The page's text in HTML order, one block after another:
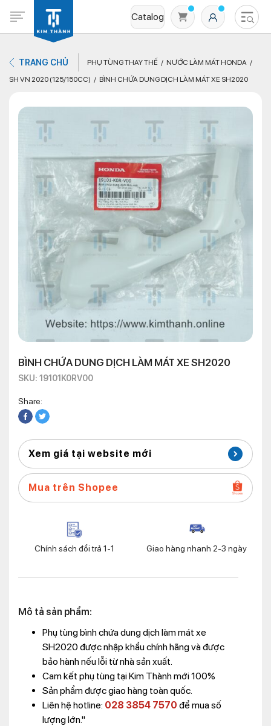
Catalog
Không có sản phẩm nào trong giỏ hàng
TRANG CHỦ PHỤ TÙNG THAY THẾ
NƯỚC LÀM MÁT HONDA
SH VN 2020 (125/150CC)
BÌNH CHỨA DUNG DỊCH LÀM MÁT XE SH2020
BÌNH CHỨA DUNG DỊCH LÀM MÁT XE SH2020
SKU: 19101K0RV00
Share:
Xem giá tại website mới
Mua trên Shopee
Chính sách đổi trả 1-1 Giao hàng nhanh 2-3 ngày
Mô tả sản phẩm:
Phụ tùng bình chứa dung dịch làm mát xe
SH2020 được nhập khẩu chính hãng và được
bảo hành nếu lỗi từ nhà sản xuất.
Cam kết phụ tùng tại Kim Thành mới 100%
Sản phẩm được giao hàng toàn quốc.
Liên hệ hotline: 028 3854 7570 để mua số
lượng lớn."